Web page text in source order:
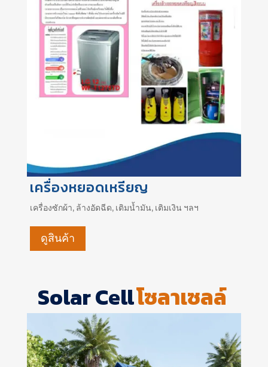
เครื่องหยอดเหรียญ
เครื่องซักผ้า, ล้างอัดฉีด, เติมน้ำมัน, เติมเงิน ฯลฯ
ดูสินค้า
Solar Cellโซลาเซลล์